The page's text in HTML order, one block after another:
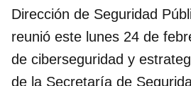
Dirección de Seguridad
reunió este lunes 24 de
de ciberseguridad y
de la Secretaría de